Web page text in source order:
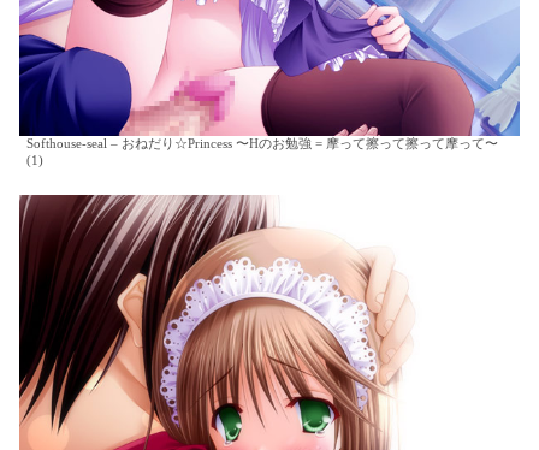
Softhouse-seal – おねだり☆Princess 〜Hのお勉強 = 摩って擦って擦って摩って〜
(1)